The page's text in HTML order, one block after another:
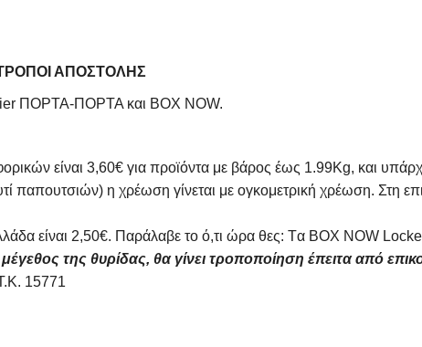
ΑΠΟΣΤΟΛΗΣ
ΠΟΡΤΑ-ΠΟΡΤΑ και BOX NOW.
είναι 3,60€ για προϊόντα με βάρος έως 1.99Kg, και
παπουτσιών) η χρέωση γίνεται με ογκομετρική χρέωση. Στη
είναι 2,50€. Παράλαβε το ό,τι ώρα θες: Tα ΒΟΧ ΝΟW
της θυρίδας, θα γίνει τροποποίηση έπειτα από
15771